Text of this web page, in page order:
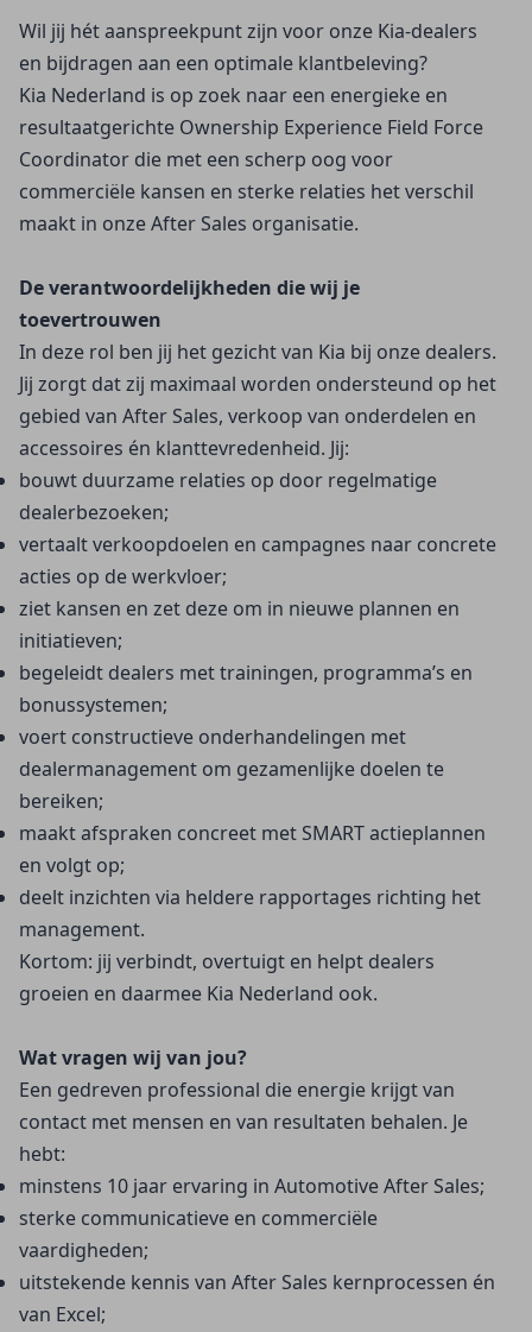
Wil jij hét aanspreekpunt zijn voor onze Kia‑dealers
en bijdragen aan een optimale klantbeleving?
Kia Nederland is op zoek naar een energieke en
resultaatgerichte Ownership Experience Field Force
Coordinator die met een scherp oog voor
commerciële kansen en sterke relaties het verschil
maakt in onze After Sales organisatie.
De verantwoordelijkheden die wij je
toevertrouwen
In deze rol ben jij het gezicht van Kia bij onze dealers.
Jij zorgt dat zij maximaal worden ondersteund op het
gebied van After Sales, verkoop van onderdelen en
accessoires én klanttevredenheid. Jij:
bouwt duurzame relaties op door regelmatige
dealerbezoeken;
vertaalt verkoopdoelen en campagnes naar concrete
acties op de werkvloer;
ziet kansen en zet deze om in nieuwe plannen en
initiatieven;
begeleidt dealers met trainingen, programma’s en
bonussystemen;
voert constructieve onderhandelingen met
dealermanagement om gezamenlijke doelen te
bereiken;
maakt afspraken concreet met SMART actieplannen
en volgt op;
deelt inzichten via heldere rapportages richting het
management.
Kortom: jij verbindt, overtuigt en helpt dealers
groeien en daarmee Kia Nederland ook.
Wat vragen wij van jou?
Een gedreven professional die energie krijgt van
contact met mensen en van resultaten behalen. Je
hebt:
minstens 10 jaar ervaring in Automotive After Sales;
sterke communicatieve en commerciële
vaardigheden;
uitstekende kennis van After Sales kernprocessen én
van Excel;